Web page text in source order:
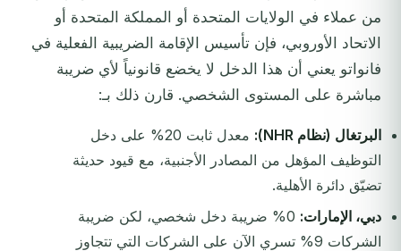
من عملاء في الولايات المتحدة أو المملكة المتحدة أو
الاتحاد الأوروبي، فإن تأسيس الإقامة الضريبية الفعلية في
فانواتو يعني أن هذا الدخل لا يخضع قانونياً لأي ضريبة
مباشرة على المستوى الشخصي. قارن ذلك بـ:
البرتغال (نظام NHR):
معدل ثابت 20% على دخل
التوظيف المؤهل من المصادر الأجنبية، مع قيود حديثة
تضيّق دائرة الأهلية.
دبي، الإمارات:
0% ضريبة دخل شخصي، لكن ضريبة
الشركات 9% تسري الآن على الشركات التي تتجاوز